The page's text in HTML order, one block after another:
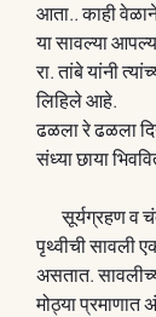
आता.. काही
या सावल्या
रा. तांबे यांनी
लिहिले आहे.
ढळला रे ढळला
संध्या छाया
       सूर्यग्रहण व चंद्रग्रहण ही सुध्दा चंद्राची व
पृथ्वीची सावली
असतात.
मोठ्या प्रमाणात